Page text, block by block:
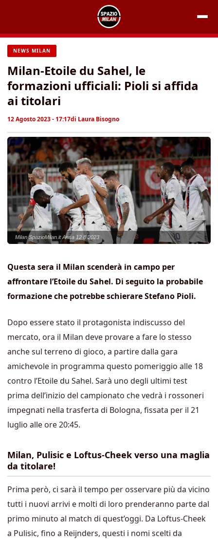
contenuto
NEWS MILAN
Milan-Etoile du Sahel, le
formazioni ufficiali: Pioli si affida
ai titolari
12 Agosto 2023 - 17:17di Laura Bisogno
Milan SpazioMilan.it Ansa 12 8 2023
Questa sera il Milan scenderà in campo per
affrontare l’Etoile du Sahel. Di seguito la probabile
formazione che potrebbe schierare Stefano Pioli.
Dopo essere stato il protagonista indiscusso del
mercato, ora il Milan deve provare a fare lo stesso
anche sul terreno di gioco, a partire dalla gara
amichevole in programma questo pomeriggio alle 18
contro l’Etoile du Sahel. Sarà uno degli ultimi test
prima dell’inizio del campionato che vedrà i rossoneri
impegnati nella trasferta di Bologna, fissata per il 21
luglio alle ore 20:45.
Milan, Pulisic e Loftus-Cheek verso una maglia
da titolare!
Prima però, ci sarà il tempo per osservare più da vicino
tutti i nuovi arrivi e molti di loro prenderanno parte dal
primo minuto al match di quest’oggi. Da Loftus-Cheek
a Pulisic, fino a Reijnders, questi i nomi scelti da